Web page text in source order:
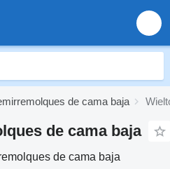
de cama baja
de cama baja
de cama baja